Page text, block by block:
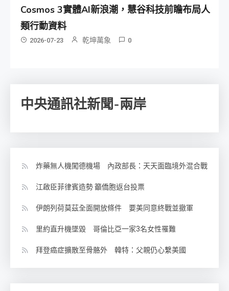
Cosmos 3實體AI新浪潮，慧谷科技前瞻布局人
類行動資料
2026-07-23 乾坤萬象 0
中央通訊社新聞-兩岸
炸藥無人機闖德機場 內政部長：天天面臨境外混合戰
江啟臣菲律賓造勢 籲僑胞返台投票
伊朗列荷莫茲全面開放條件 要美同意終戰並撤軍
里約直升機墜毀 哥倫比亞一家3名女性罹難
拜登癌症擴散至骨骼外 韓特：父親仍心繫美國